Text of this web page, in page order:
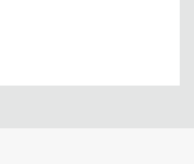
办公族非常友善，现场另
是个人或团体聚会，光野